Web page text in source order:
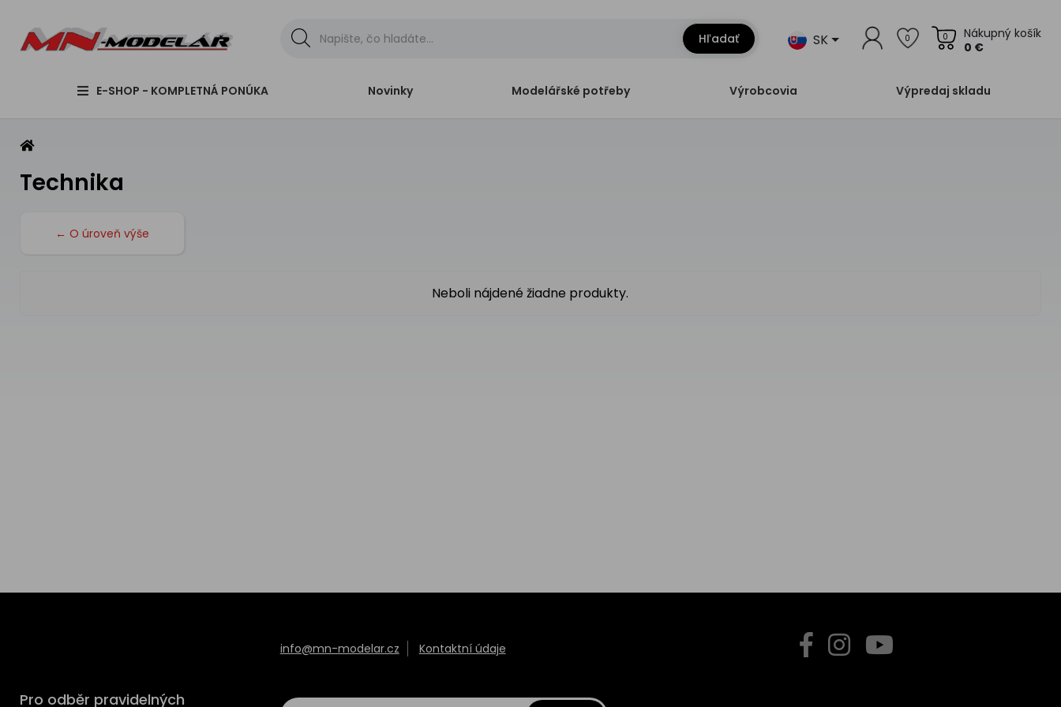
Hľadať SK 0
Nákupný košík
0 €
0
E-SHOP - KOMPLETNÁ PONÚKA Novinky Modelářské potřeby Výrobcovia Výpredaj skladu
Technika
← O úroveň výše
Neboli nájdené žiadne produkty.
info@mn-modelar.cz Kontaktní údaje
Pro odběr pravidelných